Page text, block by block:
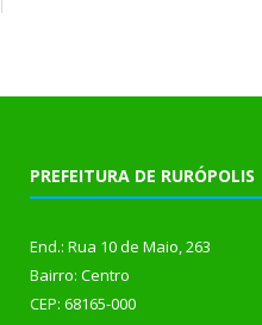
PREFEITURA DE RURÓPOLIS
End.: Rua 10 de Maio, 263
Bairro: Centro
CEP: 68165-000